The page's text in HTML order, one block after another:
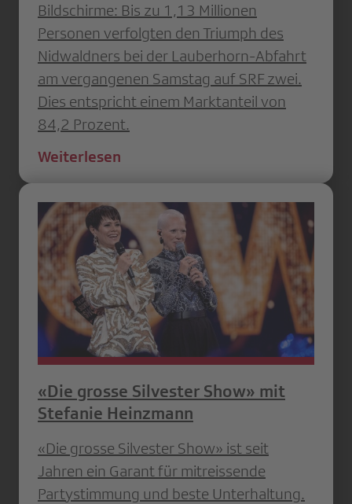
Bildschirme: Bis zu 1,13 Millionen
Personen verfolgten den Triumph des
Nidwaldners bei der Lauberhorn-Abfahrt
am vergangenen Samstag auf SRF zwei.
Dies entspricht einem Marktanteil von
84,2 Prozent.
Weiterlesen
«Die grosse Silvester Show» mit
Stefanie Heinzmann
«Die grosse Silvester Show» ist seit
Jahren ein Garant für mitreissende
Partystimmung und beste Unterhaltung.